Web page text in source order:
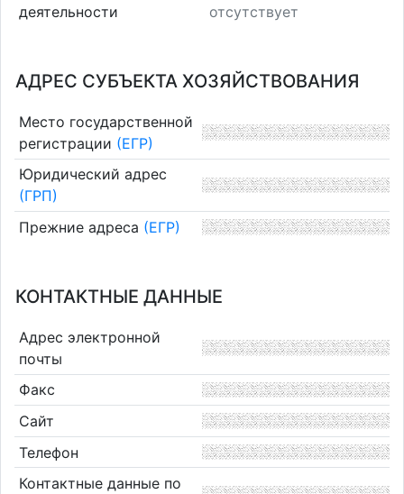
деятельности
отсутствует
АДРЕС СУБЪЕКТА ХОЗЯЙСТВОВАНИЯ
Место государственной
регистрации (ЕГР)
Юридический адрес
(ГРП)
Прежние адреса (ЕГР)
КОНТАКТНЫЕ ДАННЫЕ
Адрес электронной
почты
Факс
Сайт
Телефон
Контактные данные по